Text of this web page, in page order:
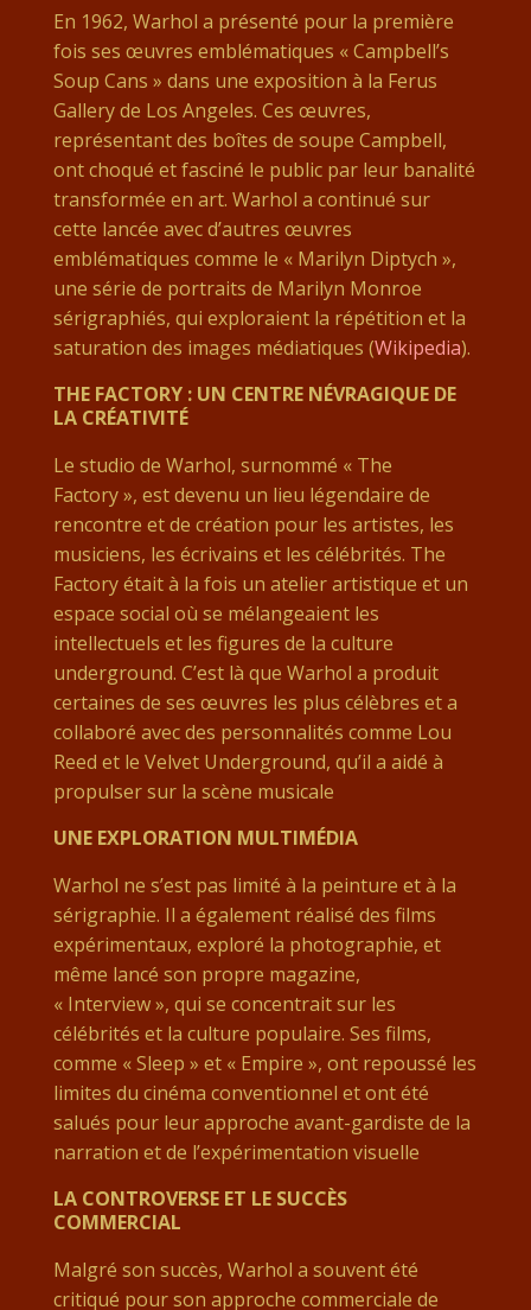
En 1962, Warhol a présenté pour la première
fois ses œuvres emblématiques « Campbell’s
Soup Cans » dans une exposition à la Ferus
Gallery de Los Angeles. Ces œuvres,
représentant des boîtes de soupe Campbell,
ont choqué et fasciné le public par leur banalité
transformée en art. Warhol a continué sur
cette lancée avec d’autres œuvres
emblématiques comme le « Marilyn Diptych »,
une série de portraits de Marilyn Monroe
sérigraphiés, qui exploraient la répétition et la
saturation des images médiatiques​ (Wikipedia)​.
THE FACTORY : UN CENTRE NÉVRAGIQUE DE
LA CRÉATIVITÉ
Le studio de Warhol, surnommé « The
Factory », est devenu un lieu légendaire de
rencontre et de création pour les artistes, les
musiciens, les écrivains et les célébrités. The
Factory était à la fois un atelier artistique et un
espace social où se mélangeaient les
intellectuels et les figures de la culture
underground. C’est là que Warhol a produit
certaines de ses œuvres les plus célèbres et a
collaboré avec des personnalités comme Lou
Reed et le Velvet Underground, qu’il a aidé à
propulser sur la scène musicale​
UNE EXPLORATION MULTIMÉDIA
Warhol ne s’est pas limité à la peinture et à la
sérigraphie. Il a également réalisé des films
expérimentaux, exploré la photographie, et
même lancé son propre magazine,
« Interview », qui se concentrait sur les
célébrités et la culture populaire. Ses films,
comme « Sleep » et « Empire », ont repoussé les
limites du cinéma conventionnel et ont été
salués pour leur approche avant-gardiste de la
narration et de l’expérimentation visuelle​
LA CONTROVERSE ET LE SUCCÈS
COMMERCIAL
Malgré son succès, Warhol a souvent été
critiqué pour son approche commerciale de